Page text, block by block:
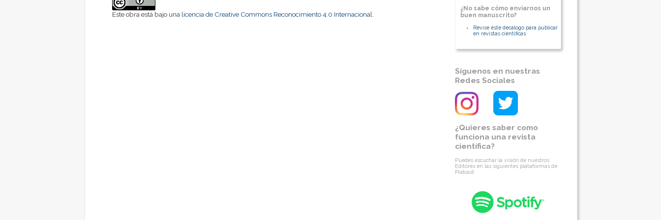
¿No sabe cómo enviarnos un
buen manuscrito?
Revise éste decálogo para publicar
en revistas científicas
Síguenos en nuestras
Redes Sociales
¿Quieres saber como
funciona una revista
científica?
Puedes escuchar la visión de nuestros
Editores en las siguientes plataformas de
Podcast
Este obra está bajo una licencia de Creative Commons Reconocimiento 4.0 Internacional